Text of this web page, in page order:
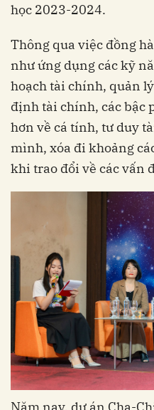
học 2023-2024.
Thông qua việc đồng
như ứng dụng các kỹ
hoạch tài chính, quản
định tài chính, các bậc
hơn về cá tính, tư duy
mình, xóa đi khoảng
khi trao đổi về các vấn
Năm nay, dự án Cha-